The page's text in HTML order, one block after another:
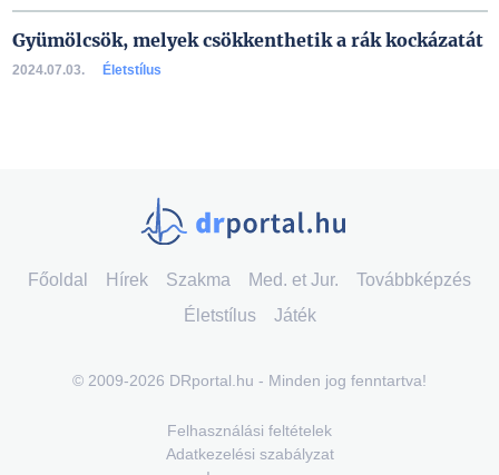
Gyümölcsök, melyek csökkenthetik a rák kockázatát
2024.07.03. Életstílus
Főoldal Hírek Szakma Med. et Jur.
Továbbképzés
Életstílus
Játék
© 2009-2026 DRportal.hu - Minden jog fenntartva!
Felhasználási feltételek
Adatkezelési szabályzat